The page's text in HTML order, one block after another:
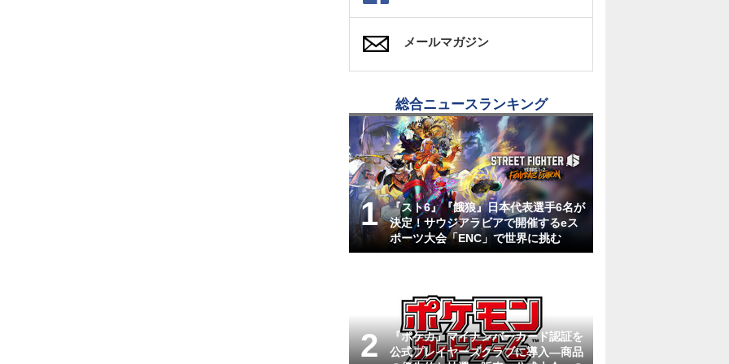
メールマガジン
総合ニュースランキング
『スト6』『餓狼』日本代表選手6名が
決定！サウジアラビアで開催するeス
ポーツ大会「ENC」で世界に挑む
『ポケカ』マイナンバーカード認証を
公式プレイヤーズクラブに導入―商品